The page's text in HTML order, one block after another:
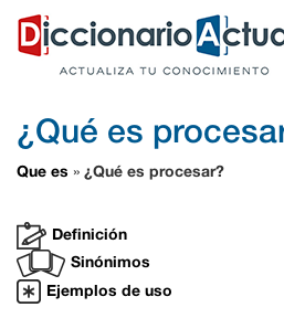
¿Qué es
Que es » ¿Qué es procesar?
Definición
Sinónimos
Ejemplos de uso